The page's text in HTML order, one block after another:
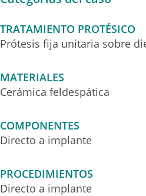
TRATAMIENTO PROTÉSICO
Prótesis fija unitaria sobre
MATERIALES
Cerámica feldespática
COMPONENTES
Directo a implante
PROCEDIMIENTOS
Directo a implante